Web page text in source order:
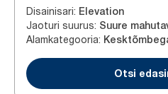
Disainisari: Elevation
Jaoturi suurus: Suure
Alamkategooria:
Otsi